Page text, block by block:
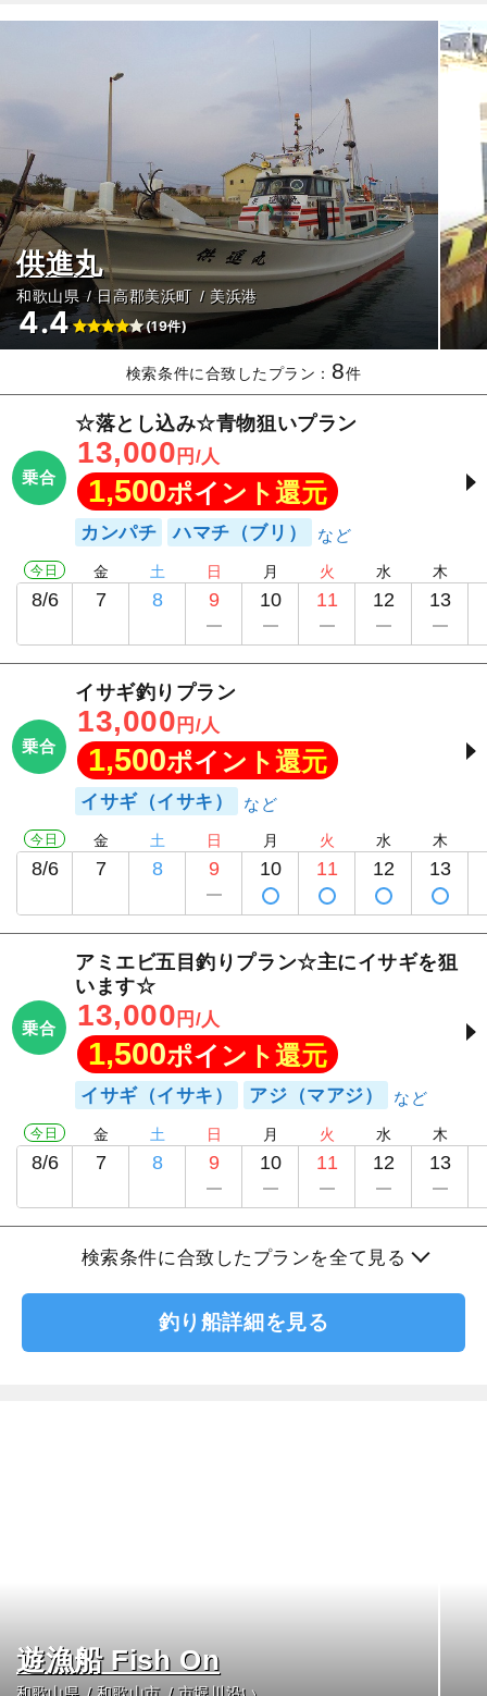
供進丸
和歌山県 日高郡美浜町 美浜港
4.4 (19件)
検索条件に合致したプラン： 8件
乗合
☆落とし込み☆青物狙いプラン
13,000 円/人
1,500ポイント還元
カンパチ ハマチ（ブリ）
今日
8/6
金
7
土
8
日
9
月
10
火
11
水
12
木
13
乗合
イサギ釣りプラン
13,000 円/人
1,500ポイント還元
イサギ（イサキ）
今日
8/6
金
7
土
8
日
9
月
10
火
11
水
12
木
13
乗合
アミエビ五目釣りプラン☆主にイサギを狙
います☆
13,000 円/人
1,500ポイント還元
イサギ（イサキ） アジ（マアジ）
今日
8/6
金
7
土
8
日
9
月
10
火
11
水
12
木
13
検索条件に合致したプランを全て見る
釣り船詳細を見る
遊漁船 Fish On